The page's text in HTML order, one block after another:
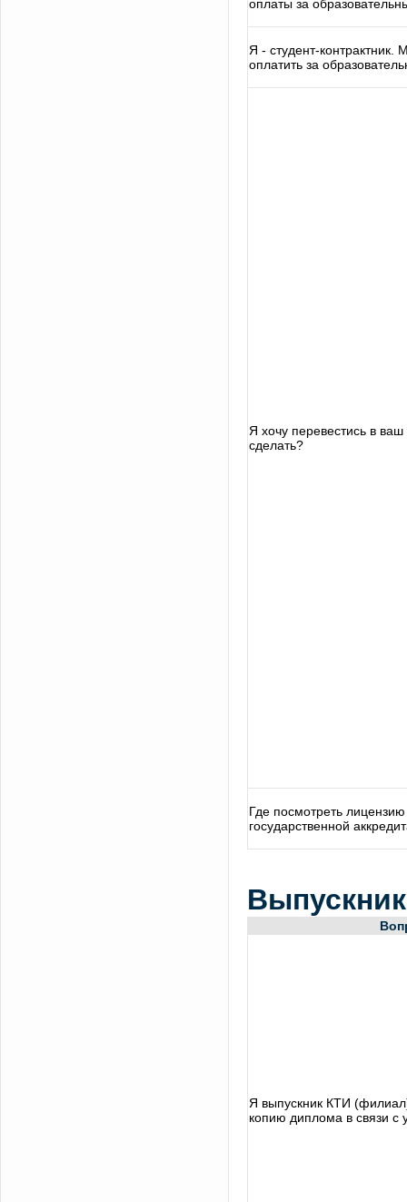
оплаты за
Я - студент-
оплатить за
Я хочу перевестись в ваш
сделать?
Где посмотреть
государственной
Я выпускник КТИ
копию диплома в связи с